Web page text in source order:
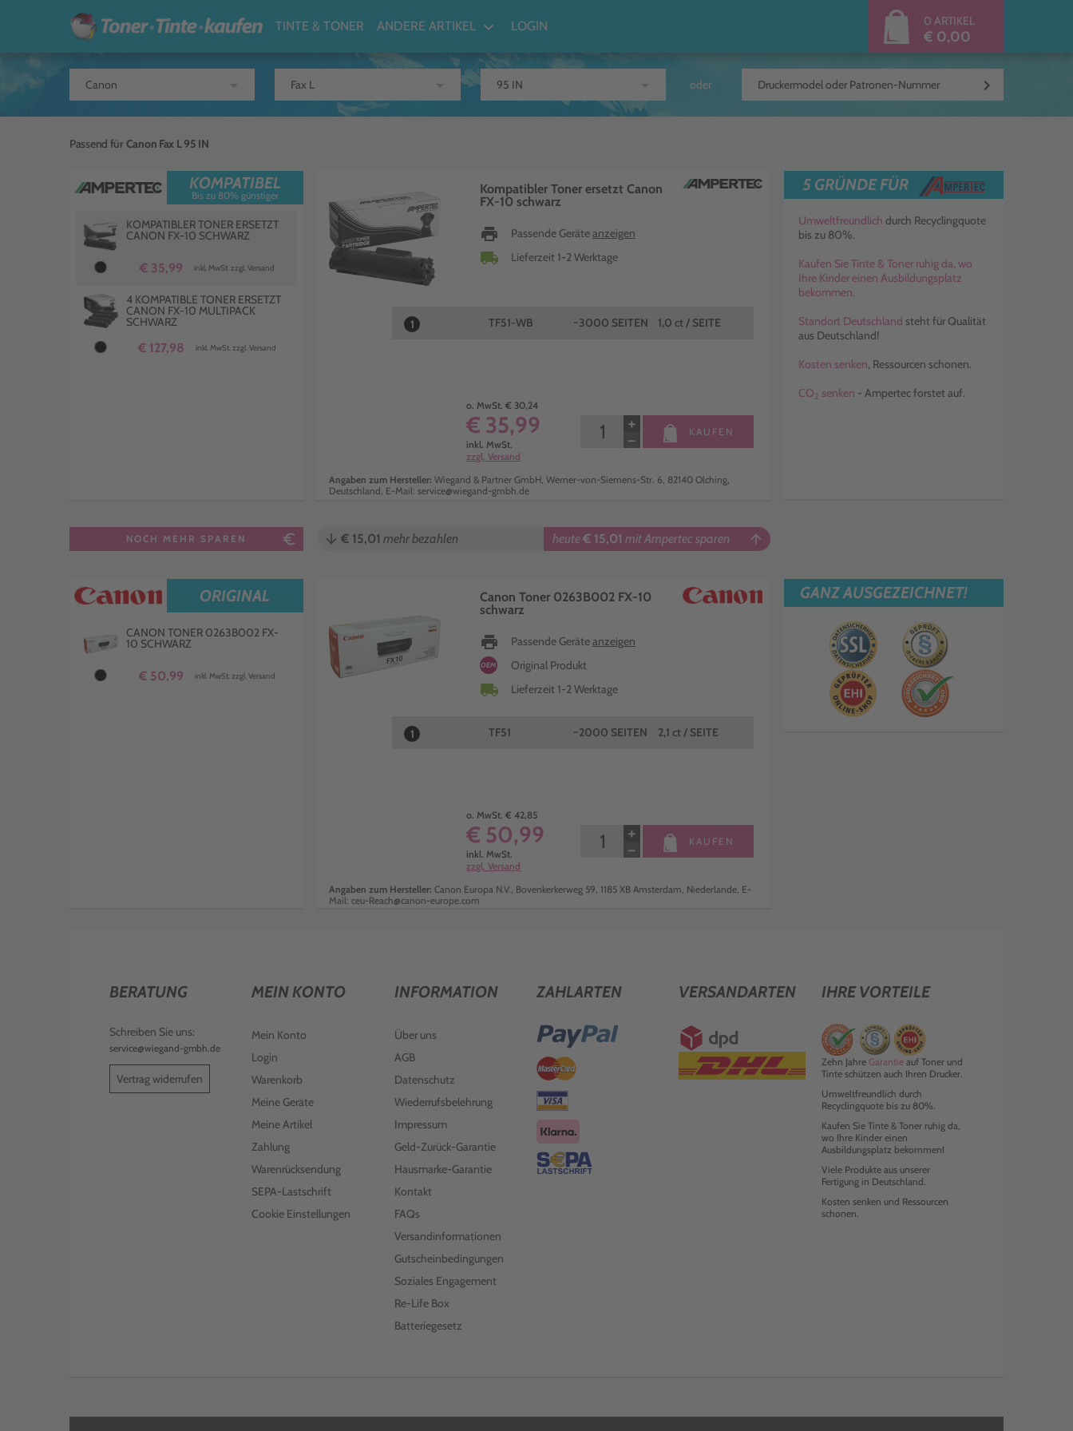
TINTE & TONER ANDERE ARTIKEL keyboard_arrow_down LOGIN 0 ARTIKEL
€ 0,00
oder keyboard_arrow_right
Passend fürCanon Fax L 95 IN
KOMPATIBEL
Bis zu 80% günstiger
KOMPATIBLER TONER ERSETZT
CANON FX-10 SCHWARZ
€ 35,99 inkl. MwSt. zzgl. Versand
4 KOMPATIBLE TONER ERSETZT
CANON FX-10 MULTIPACK
SCHWARZ
€ 127,98 inkl. MwSt. zzgl. Versand
Kompatibler Toner ersetzt Canon
FX-10 schwarz
print Passende Geräteanzeigen
local_shipping Lieferzeit 1-2 Werktage
1 TF51-WB ~3000 SEITEN 1,0 ct / SEITE
o. MwSt. € 30,24
€ 35,99
inkl. MwSt.
zzgl. Versand
−
+ KAUFEN
Angaben zum Hersteller: Wiegand & Partner GmbH, Werner-von-Siemens-Str. 6, 82140 Olching,
Deutschland, E-Mail: service@wiegand-gmbh.de
5 GRÜNDE FÜR
Umweltfreundlich durch Recyclingquote
bis zu 80%.
Kaufen Sie Tinte & Toner ruhig da, wo
Ihre Kinder einen Ausbildungsplatz
bekommen.
Standort Deutschland steht für Qualität
aus Deutschland!
Kosten senken, Ressourcen schonen.
CO2 senken - Ampertec forstet auf.
NOCH MEHR SPAREN euro_symbol arrow_downward € 15,01 mehr bezahlen heute€ 15,01 mit Ampertec sparen arrow_upward
ORIGINAL
CANON TONER 0263B002 FX-
10 SCHWARZ
€ 50,99 inkl. MwSt. zzgl. Versand
Canon Toner 0263B002 FX-10
schwarz
print Passende Geräteanzeigen
OEM Original Produkt
local_shipping Lieferzeit 1-2 Werktage
1 TF51 ~2000 SEITEN 2,1 ct / SEITE
o. MwSt. € 42,85
€ 50,99
inkl. MwSt.
zzgl. Versand
−
+ KAUFEN
Angaben zum Hersteller: Canon Europa N.V., Bovenkerkerweg 59, 1185 XB Amsterdam, Niederlande, E-
Mail: ceu-Reach@canon-europe.com
GANZ AUSGEZEICHNET!
BERATUNG
Schreiben Sie uns:
service@wiegand-gmbh.de
Vertrag widerrufen
MEIN KONTO
Mein Konto
Login
Warenkorb
Meine Geräte
Meine Artikel
Zahlung
Warenrücksendung
SEPA-Lastschrift
Cookie Einstellungen
INFORMATION
Über uns
AGB
Datenschutz
Wiederrufsbelehrung
Impressum
Geld-Zurück-Garantie
Hausmarke-Garantie
Kontakt
FAQs
Versandinformationen
Gutscheinbedingungen
Soziales Engagement
Re-Life Box
Batteriegesetz
ZAHLARTEN VERSANDARTEN IHRE VORTEILE
Zehn Jahre Garantieauf Toner und
Tinte schützen auch Ihren Drucker.
Umweltfreundlich durch
Recyclingquote bis zu 80%.
Kaufen Sie Tinte & Toner ruhig da,
wo Ihre Kinder einen
Ausbildungsplatz bekommen!
Viele Produkte aus unserer
Fertigung in Deutschland.
Kosten senken und Ressourcen
schonen.